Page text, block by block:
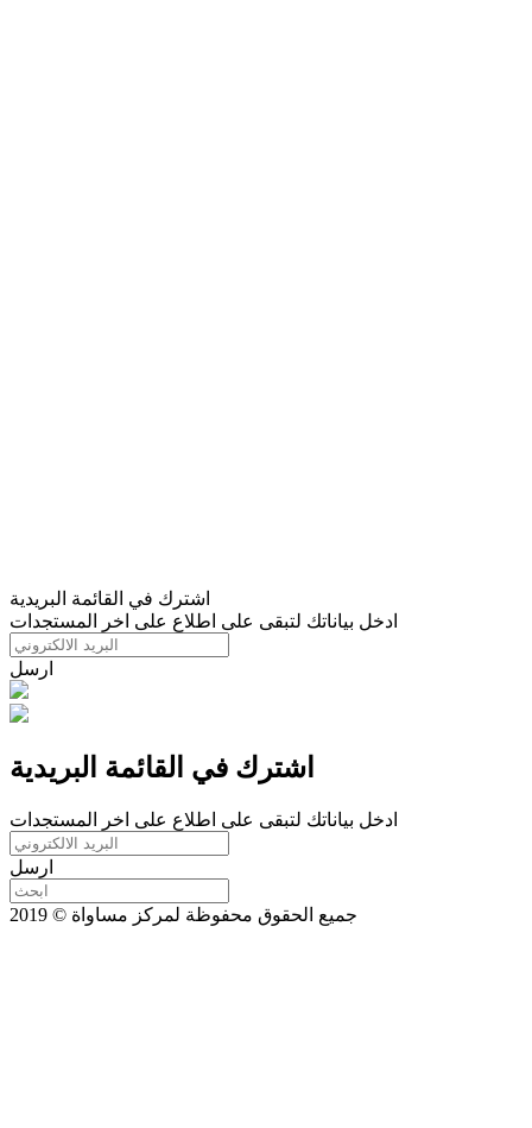
اشترك في القائمة البريدية
ادخل بياناتك لتبقى على اطلاع على اخر المستجدات
ارسل
اشترك في القائمة البريدية
ادخل بياناتك لتبقى على اطلاع على اخر المستجدات
ارسل
جميع الحقوق محفوظة لمركز مساواة © 2019